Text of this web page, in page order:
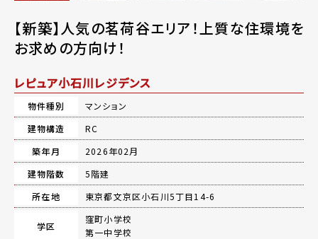
【新築】人気の茗荷谷エリア！上質な住環境を
お求めの方向け！
レピュア小石川レジデンス
物件種別
マンション
建物構造
RC
築年月
2026年02月
建物階数
5階建
所在地
東京都文京区小石川5丁目14-6
学区
窪町小学校
第一中学校